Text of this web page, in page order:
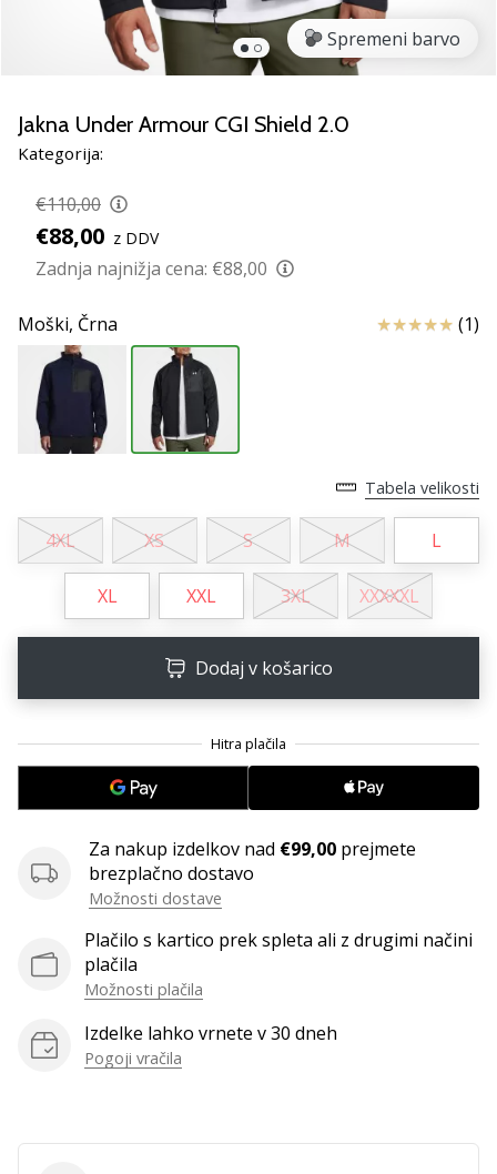
kot
brend
Prikaži
članke
Spremeni barvo
Jakna Under Armour CGI Shield 2.0
Kategorija:
€110,00
€88,00 z DDV
Zadnja najnižja cena: €88,00
Moški, Črna Ocena izdelka
(1)
Tabela velikosti
4XL XS S M L
XL XXL 3XL XXXXXL
Dodaj v košarico
Za nakup izdelkov nad €99,00 prejmete
brezplačno dostavo
Možnosti dostave
Plačilo s kartico prek spleta ali z drugimi načini
plačila
Možnosti plačila
Izdelke lahko vrnete v 30 dneh
Pogoji vračila